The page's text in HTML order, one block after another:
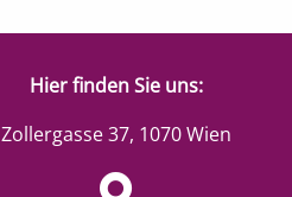
Hier finden Sie uns:
Zollergasse 37, 1070 Wien